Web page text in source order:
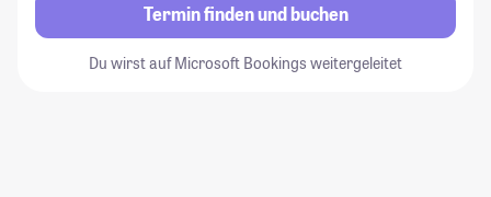
Termin finden und buchen
Du wirst auf Microsoft Bookings weitergeleitet